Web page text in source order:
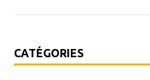
CATÉGORIES